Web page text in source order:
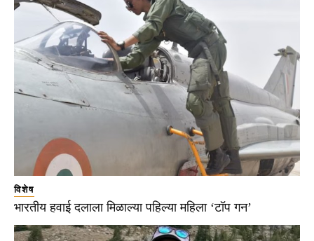
विशेष
भारतीय हवाई दलाला मिळाल्या पहिल्या महिला ‘टॉप गन’